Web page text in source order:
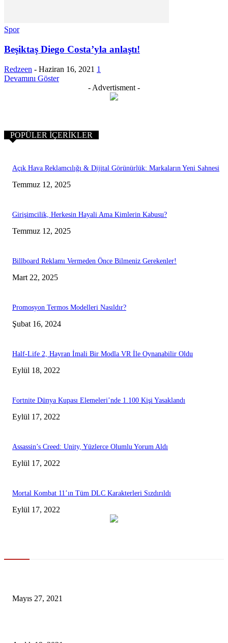
Spor
Beşiktaş Diego Costa’yla anlaştı!
Redzeen - Haziran 16, 2021 1
Devamını Göster
- Advertisment -
POPÜLER İÇERIKLER
Açık Hava Reklamcılığı & Dijital Görünürlük: Markaların Yeni Sahnesi
Temmuz 12, 2025
Girişimcilik, Herkesin Hayali Ama Kimlerin Kabusu?
Temmuz 12, 2025
Billboard Reklamı Vermeden Önce Bilmeniz Gerekenler!
Mart 22, 2025
Promosyon Termos Modelleri Nasıldır?
Şubat 16, 2024
Half-Life 2, Hayran İmali Bir Modla VR İle Oynanabilir Oldu
Eylül 18, 2022
Fortnite Dünya Kupası Elemeleri’nde 1.100 Kişi Yasaklandı
Eylül 17, 2022
Assassin’s Creed: Unity, Yüzlerce Olumlu Yorum Aldı
Eylül 17, 2022
Mortal Kombat 11’ın Tüm DLC Karakterleri Sızdırıldı
Eylül 17, 2022
Mayıs 27, 2021